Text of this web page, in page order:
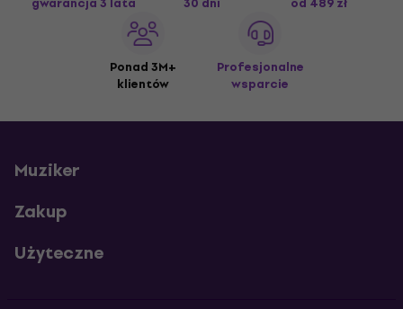
Ponad 3M+
klientów
Profesjonalne
wsparcie
Muziker
Zakup
Użyteczne